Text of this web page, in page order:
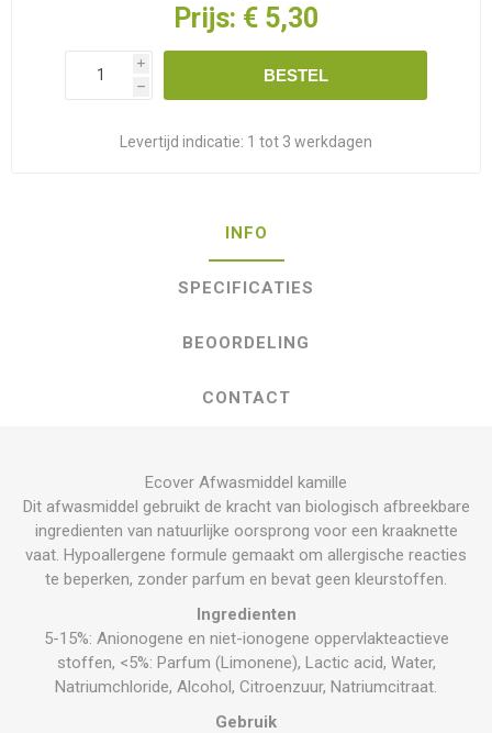
Prijs: € 5,30
i
h
BESTEL
Levertijd indicatie: 1 tot 3 werkdagen
INFO
SPECIFICATIES
BEOORDELING
CONTACT
Ecover Afwasmiddel kamille
Dit afwasmiddel gebruikt de kracht van biologisch afbreekbare
ingredienten van natuurlijke oorsprong voor een kraaknette
vaat. Hypoallergene formule gemaakt om allergische reacties
te beperken, zonder parfum en bevat geen kleurstoffen.
Ingredienten
5-15%: Anionogene en niet-ionogene oppervlakteactieve
stoffen, <5%: Parfum (Limonene), Lactic acid, Water,
Natriumchloride, Alcohol, Citroenzuur, Natriumcitraat.
Gebruik